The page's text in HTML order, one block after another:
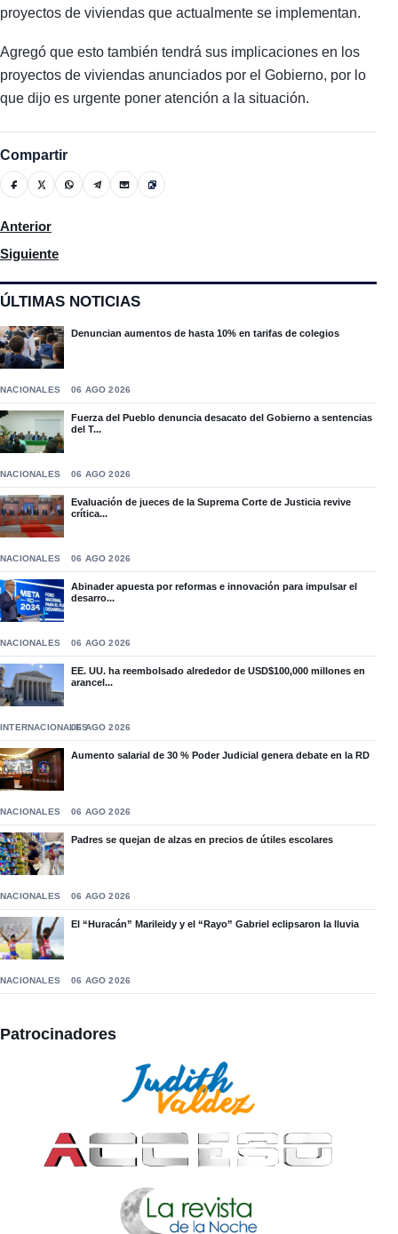
ÚLTIMAS NOTICIAS
Denuncian aumentos de hasta 10% en tarifas de colegios
NACIONALES 06 AGO 2026
Fuerza del Pueblo denuncia desacato del Gobierno a sentencias
del T...
NACIONALES 06 AGO 2026
Evaluación de jueces de la Suprema Corte de Justicia revive
crítica...
NACIONALES 06 AGO 2026
Abinader apuesta por reformas e innovación para impulsar el
desarro...
NACIONALES 06 AGO 2026
EE. UU. ha reembolsado alrededor de USD$100,000 millones en
arancel...
INTERNACIONALES06 AGO 2026
Aumento salarial de 30 % Poder Judicial genera debate en la RD
NACIONALES 06 AGO 2026
Padres se quejan de alzas en precios de útiles escolares
NACIONALES 06 AGO 2026
El “Huracán” Marileidy y el “Rayo” Gabriel eclipsaron la lluvia
NACIONALES 06 AGO 2026
proyectos de viviendas que actualmente se implementan.
Agregó que esto también tendrá sus implicaciones en los
proyectos de viviendas anunciados por el Gobierno, por lo
que dijo es urgente poner atención a la situación.
Compartir
Artículo anterior: Jornada especial de vacunación cerró con
Anterior
Artículo siguiente: Van 2 mil millones en bienes incautados en
Siguiente
Patrocinadores